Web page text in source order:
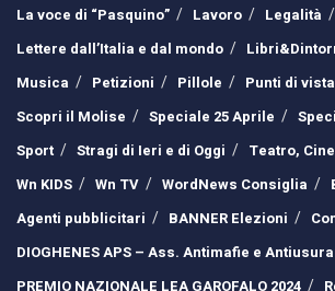
La voce di “Pasquino”
Lavoro
Legalità
Lettere dall’Italia e dal mondo
Musica
Petizioni Pillole Punti di vista
Scopri il Molise
Speciale 25 Aprile
Sport
Stragi di Ieri e di Oggi
Teatro,
Wn KIDS
Wn TV WordNews Consiglia
Agenti pubblicitari
BANNER Elezioni
DIOGHENES APS – Ass. Antimafie e Antiusura
PREMIO NAZIONALE LEA GAROFALO 2024